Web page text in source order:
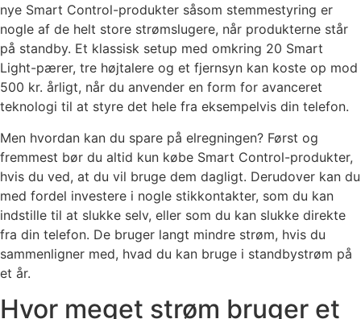
nye Smart Control-produkter såsom stemmestyring er
nogle af de helt store strømslugere, når produkterne står
på standby. Et klassisk setup med omkring 20 Smart
Light-pærer, tre højtalere og et fjernsyn kan koste op mod
500 kr. årligt, når du anvender en form for avanceret
teknologi til at styre det hele fra eksempelvis din telefon.
Men hvordan kan du spare på elregningen? Først og
fremmest bør du altid kun købe Smart Control-produkter,
hvis du ved, at du vil bruge dem dagligt. Derudover kan du
med fordel investere i nogle stikkontakter, som du kan
indstille til at slukke selv, eller som du kan slukke direkte
fra din telefon. De bruger langt mindre strøm, hvis du
sammenligner med, hvad du kan bruge i standbystrøm på
et år.
Hvor meget strøm bruger et